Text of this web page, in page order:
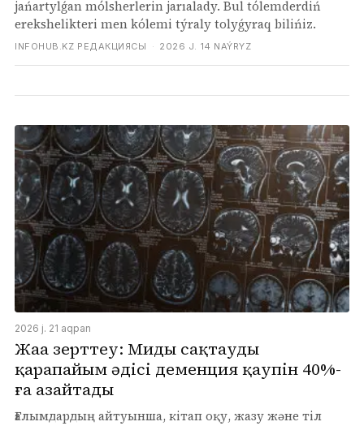
jańartylǵan mólsherlerin jarıalady. Bul tólemderdiń
erekshelikteri men kólemi týraly tolyǵyraq bilińiz.
INFOHUB.KZ РЕДАКЦИЯСЫ · 2026 J. 14 NAÝRYZ
2026 j. 21 aqpan
Жаңа зерттеу: Миды сақтаудың
қарапайым әдісі деменция қаупін 40%-
ға азайтады
Ғалымдардың айтуынша, кітап оқу, жазу және тіл